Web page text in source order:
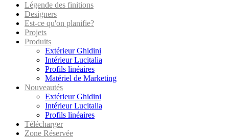
Légende des finitions
Designers
Est-ce qu'on planifie?
Projets
Produits
Extérieur Ghidini
Intérieur Lucitalia
Profils linéaires
Matériel de Marketing
Nouveautés
Extérieur Ghidini
Intérieur Lucitalia
Profils linéaires
Télécharger
Zone Réservée